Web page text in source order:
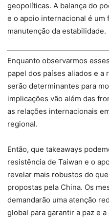
geopolíticas. A balança do
e o apoio internacional é um
manutenção da estabilidade.
Enquanto observarmos
papel dos países aliados e a
serão determinantes para
implicações vão além das
as relações internacionais
regional.
Então, que takeaways
resistência de Taiwan e o
revelar mais robustos do
propostas pela China. Os
demandarão uma atenção
global para garantir a paz e